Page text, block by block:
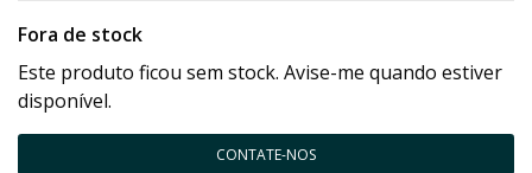
Fora de stock
Este produto ficou sem stock. Avise-me quando estiver
disponível.
CONTATE-NOS